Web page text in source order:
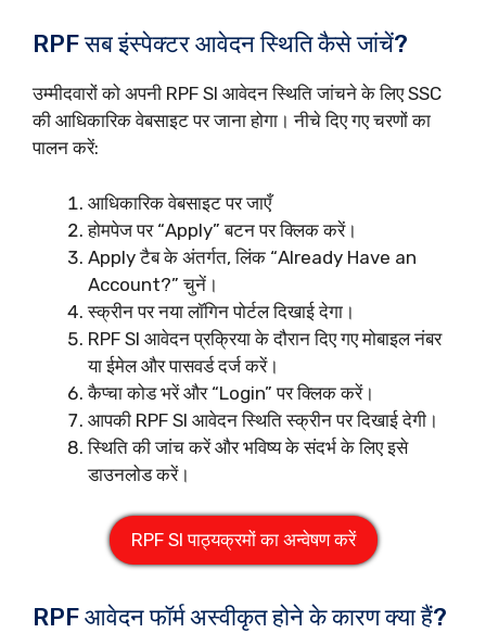
RPF सब इंस्पेक्टर आवेदन स्थिति कैसे जांचें?
उम्मीदवारों को अपनी RPF SI आवेदन स्थिति जांचने के लिए SSC
की आधिकारिक वेबसाइट पर जाना होगा। नीचे दिए गए चरणों का
पालन करें:
आधिकारिक वेबसाइट पर जाएँ
होमपेज पर “Apply” बटन पर क्लिक करें।
Apply टैब के अंतर्गत, लिंक “Already Have an
Account?” चुनें।
स्क्रीन पर नया लॉगिन पोर्टल दिखाई देगा।
RPF SI आवेदन प्रक्रिया के दौरान दिए गए मोबाइल नंबर
या ईमेल और पासवर्ड दर्ज करें।
कैप्चा कोड भरें और “Login” पर क्लिक करें।
आपकी RPF SI आवेदन स्थिति स्क्रीन पर दिखाई देगी।
स्थिति की जांच करें और भविष्य के संदर्भ के लिए इसे
डाउनलोड करें।
RPF SI पाठ्यक्रमों का अन्वेषण करें
RPF आवेदन फॉर्म अस्वीकृत होने के कारण क्या हैं?